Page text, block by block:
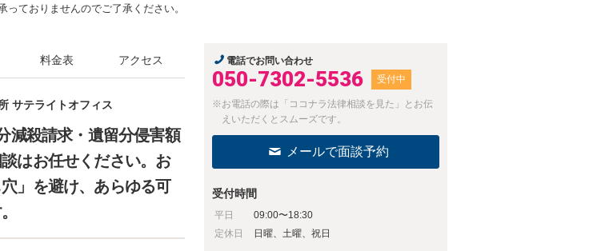
ておりませんのでご了承ください。
料金表 アクセス
サテライトオフィス
減殺請求・遺留分侵害額
はお任せください。お
」を避け、あらゆる可
電話でお問い合わせ
050-7302-5536 受付中
※お電話の際は「ココナラ法律相談を見た」とお伝
えいただくとスムーズです。
メールで面談予約
受付時間
平日
09:00〜18:30
定休日
日曜、土曜、祝日